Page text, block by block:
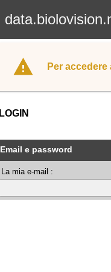
Per
LOGIN
Email e password
La mia e-mail :